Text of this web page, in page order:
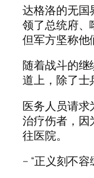
达格洛的无国
领了总统府、
但军方坚称他
随着战斗的
道上，除了士
医务人员请求
治疗伤者，因
往医院。
– “正义刻不容